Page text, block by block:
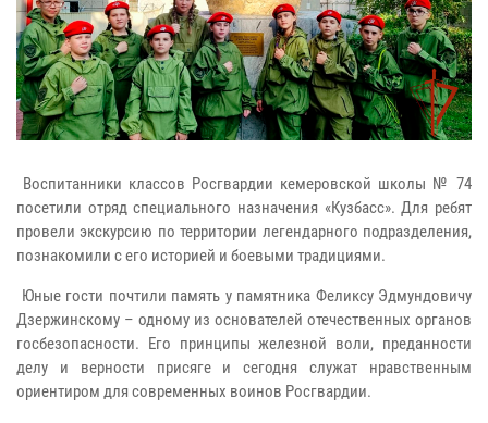
Воспитанники классов Росгвардии кемеровской школы № 74
посетили отряд специального назначения «Кузбасс». Для ребят
провели экскурсию по территории легендарного подразделения,
познакомили с его историей и боевыми традициями.
Юные гости почтили память у памятника Феликсу Эдмундовичу
Дзержинскому – одному из основателей отечественных органов
госбезопасности. Его принципы железной воли, преданности
делу и верности присяге и сегодня служат нравственным
ориентиром для современных воинов Росгвардии.